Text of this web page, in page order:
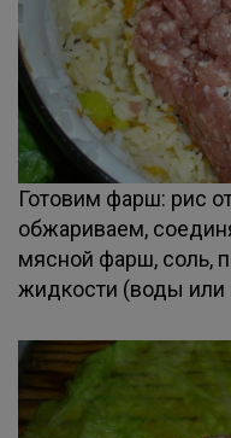
Готовим фарш: рис
обжариваем,
мясной фарш, соль,
жидкости (воды